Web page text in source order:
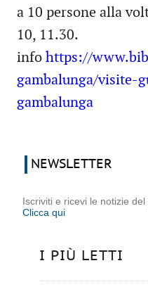
a 10 persone alla
10, 11.30.
info https://
gambalunga/visite-
gambalunga
NEWSLETTER
Iscriviti e ricevi le notizie
Clicca qui
I PIÙ LETTI